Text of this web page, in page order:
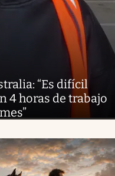
“Es difícil
4 horas de trabajo